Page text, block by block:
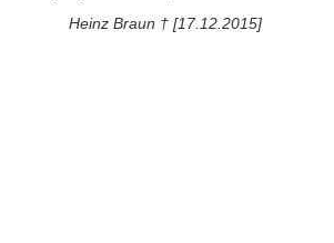
Heinz Braun † [17.12.2015]